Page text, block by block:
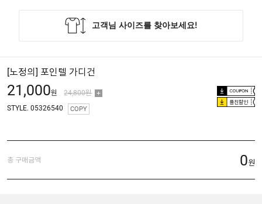
[노정의] 포인텔 가디건
21,000원 24,800원
플친할인
STYLE. 05326540 COPY
총 구매금액 0원